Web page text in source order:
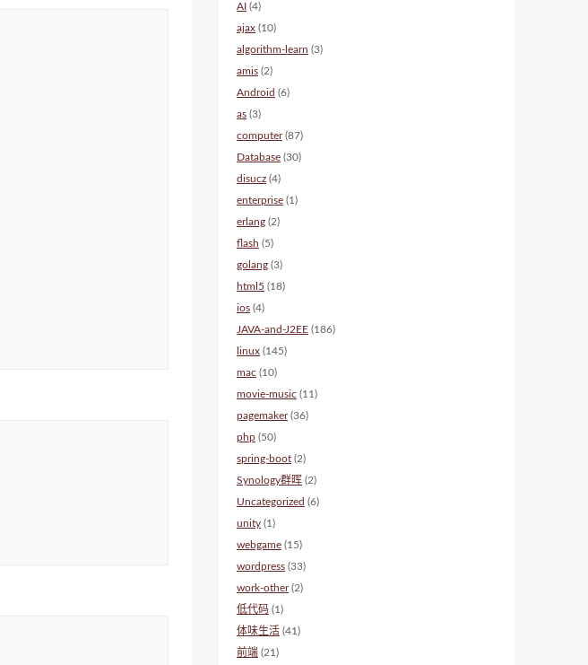
AI (4)
ajax (10)
algorithm-learn (3)
amis (2)
Android (6)
as (3)
computer(87)
Database (30)
disucz (4)
enterprise (1)
erlang (2)
flash (5)
golang (3)
html5 (18)
ios (4)
JAVA-and-J2EE (186)
linux (145)
mac (10)
movie-music (11)
pagemaker(36)
php (50)
spring-boot (2)
Synology群晖 (2)
Uncategorized (6)
unity (1)
webgame (15)
wordpress (33)
work-other(2)
低代码 (1)
体味生活 (41)
前端 (21)